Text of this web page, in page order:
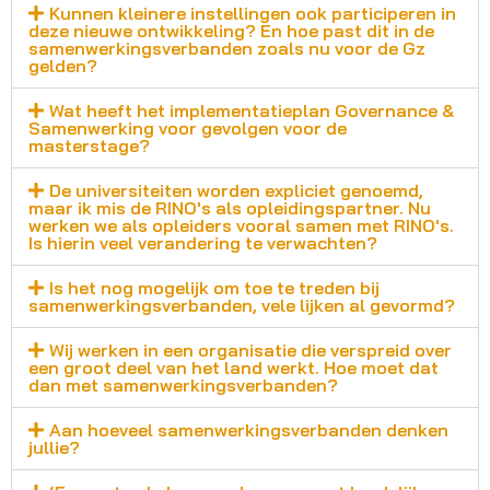
Kunnen kleinere instellingen ook participeren in
deze nieuwe ontwikkeling? En hoe past dit in de
samenwerkingsverbanden zoals nu voor de Gz
gelden?
Wat heeft het implementatieplan Governance &
Samenwerking voor gevolgen voor de
masterstage?
De universiteiten worden expliciet genoemd,
maar ik mis de RINO's als opleidingspartner. Nu
werken we als opleiders vooral samen met RINO's.
Is hierin veel verandering te verwachten?
Is het nog mogelijk om toe te treden bij
samenwerkingsverbanden, vele lijken al gevormd?
Wij werken in een organisatie die verspreid over
een groot deel van het land werkt. Hoe moet dat
dan met samenwerkingsverbanden?
Aan hoeveel samenwerkingsverbanden denken
jullie?